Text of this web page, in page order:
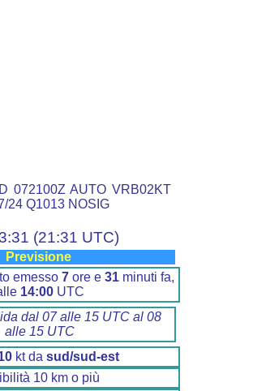
072100Z AUTO VRB02KT
24 Q1013 NOSIG
(21:31 UTC)
Previsione
emesso 7ore e 31minuti fa,
14:00UTC
dal 07 alle 15 UTC al 08
alle 15 UTC
kt da sud/sud-est
10 km o più